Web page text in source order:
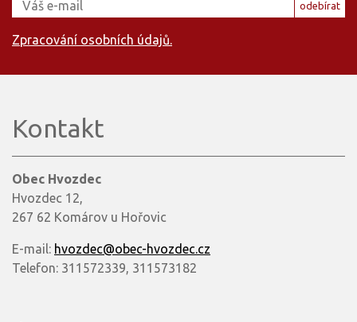
odebírat
Zpracování osobních údajů.
Kontakt
Obec Hvozdec
Hvozdec 12,
267 62 Komárov u Hořovic
E-mail: hvozdec@obec-hvozdec.cz
Telefon: 311572339, 311573182